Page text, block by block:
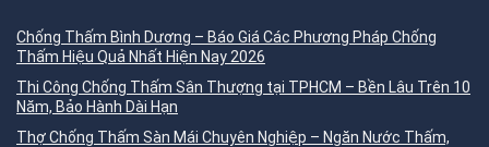
Chống Thấm Bình Dương – Báo Giá Các Phương Pháp Chống
Thấm Hiệu Quả Nhất Hiện Nay 2026
Thi Công Chống Thấm Sân Thượng tại TPHCM – Bền Lâu Trên 10
Năm, Bảo Hành Dài Hạn
Thợ Chống Thấm Sàn Mái Chuyên Nghiệp – Ngăn Nước Thấm,